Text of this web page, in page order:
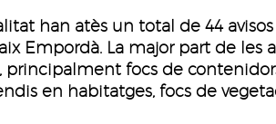
han atès un total de 44
Empordà. La major part de les
principalment focs de
en habitatges, focs de